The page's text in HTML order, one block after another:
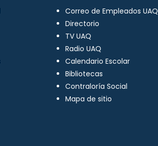
Correo de Empleados UAQ
Directorio
TV UAQ
Radio UAQ
Calendario Escolar
Bibliotecas
Contraloría Social
Mapa de sitio